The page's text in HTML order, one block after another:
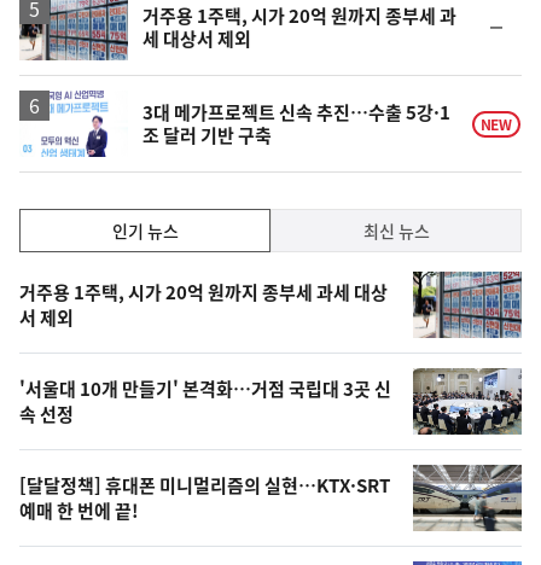
거주용 1주택, 시가 20억 원까지 종부세 과
세 대상서 제외
일
3대 메가프로젝트 신속 추진…수출 5강·1
조 달러 기반 구축
NEW
기,
최
신,
오
늘
의
영
상
인기 뉴스 최신 뉴스
기
뉴
스
거주용 1주택, 시가 20억 원까지 종부세 과세 대상
서 제외
'서울대 10개 만들기' 본격화…거점 국립대 3곳 신
속 선정
[달달정책] 휴대폰 미니멀리즘의 실현…KTX·SRT
예매 한 번에 끝!